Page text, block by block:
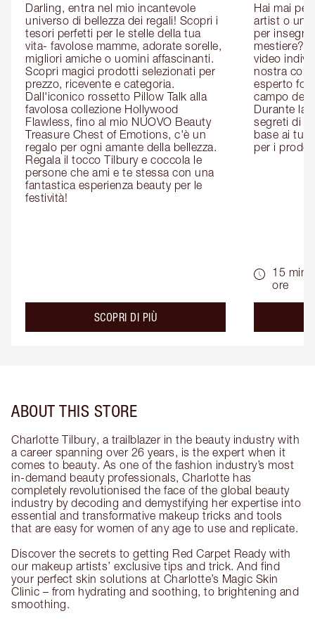
Darling, entra nel mio incantevole
universo di bellezza dei regali! Scopri i
tesori perfetti per le stelle della tua
vita- favolose mamme, adorate sorelle,
migliori amiche o uomini affascinanti.
Scopri magici prodotti selezionati per
prezzo, ricevente e categoria.
Dall'iconico rossetto Pillow Talk alla
favolosa collezione Hollywood
Flawless, fino al mio NUOVO Beauty
Treasure Chest of Emotions, c'è un
regalo per ogni amante della bellezza.
Regala il tocco Tilbury e coccola le
persone che ami e te stessa con una
fantastica esperienza beauty per le
festività!
SCOPRI DI PIÙabout the
Hai mai
artist o un
per
mestiere?
video
nostra
esperto
campo del
Durante la
segreti di
base ai
per i
15 min
ore
ABOUT THIS STORE
Charlotte Tilbury, a trailblazer in the beauty industry with
a career spanning over 26 years, is the expert when it
comes to beauty. As one of the fashion industry’s most
in-demand beauty professionals, Charlotte has
completely revolutionised the face of the global beauty
industry by decoding and demystifying her expertise into
essential and transformative makeup tricks and tools
that are easy for women of any age to use and replicate.
Discover the secrets to getting Red Carpet Ready with
our makeup artists’ exclusive tips and trick. And find
your perfect skin solutions at Charlotte’s Magic Skin
Clinic – from hydrating and soothing, to brightening and
smoothing.